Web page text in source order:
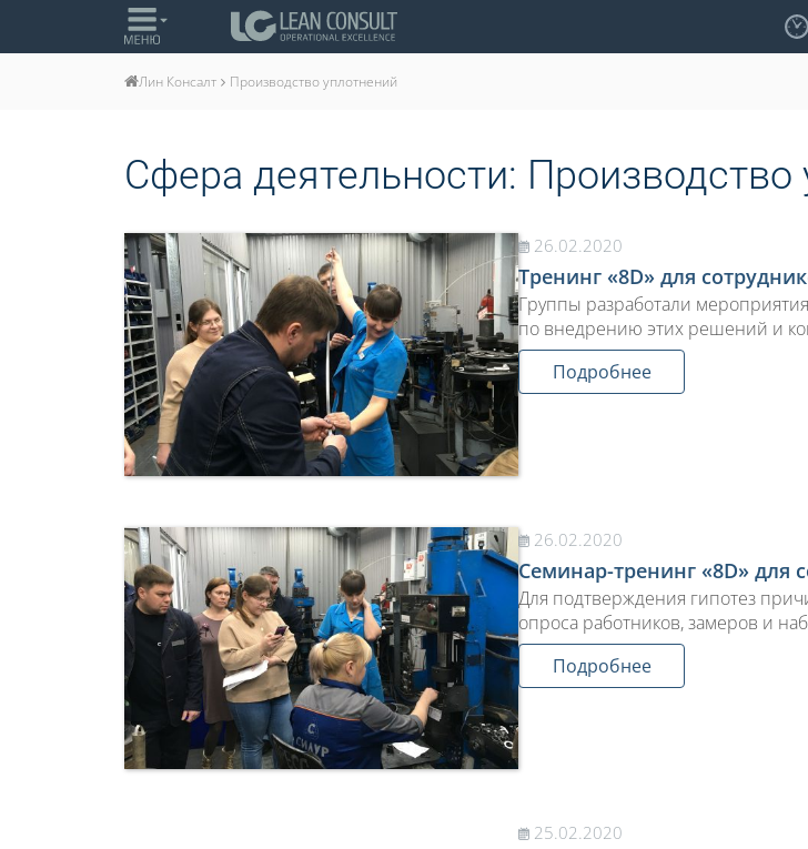
Лин Консалт Производство уплотнений
Сфера деятельности: Производство
26.02.2020
Тренинг «8D» для
Группы разработали
по внедрению этих решений и
Подробнее
26.02.2020
Семинар-тренинг «8D» для
Для подтверждения гипотез
опроса работников, замеров и
Подробнее
25.02.2020